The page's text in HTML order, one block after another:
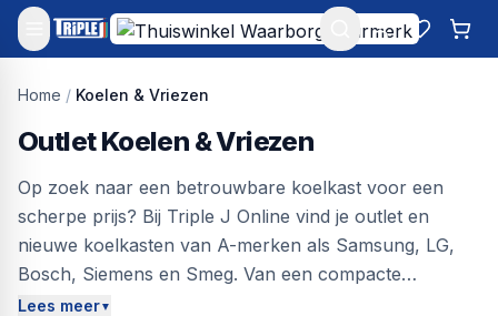
Mijn account
Home / Koelen & Vriezen
Outlet Koelen & Vriezen
Op zoek naar een betrouwbare koelkast voor een
scherpe prijs? Bij Triple J Online vind je outlet en
nieuwe koelkasten van A-merken als Samsung, LG,
Bosch, Siemens en Smeg. Van een compacte
tafelmodel koelkast tot een ruime Amerikaanse
Lees meer▼